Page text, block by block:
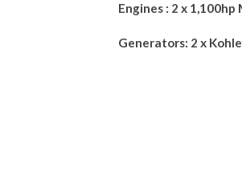
Engines : 2 x 1,100hp
Generators: 2 x